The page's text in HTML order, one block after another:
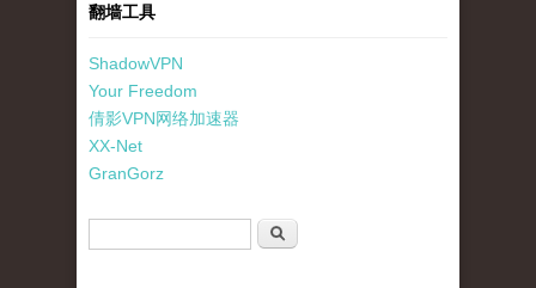
翻墙工具
ShadowVPN
Your Freedom
倩影VPN网络加速器
XX-Net
GranGorz
搜索